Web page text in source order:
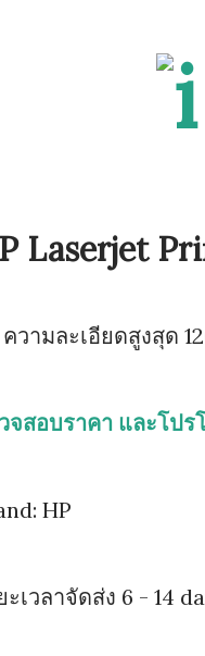
Laserjet
วามละเอียดสูงสุด
จสอบราคา และโป
HP
ะเวลาจัดส่ง 6 - 14